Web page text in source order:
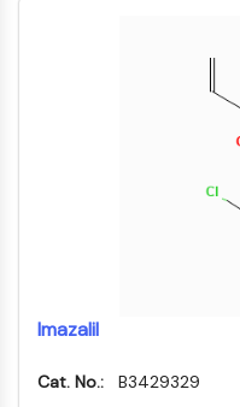
ADC载荷
路
Imazalil
Cat. No.:
B3429329